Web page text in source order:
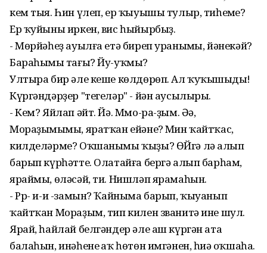
кем тыя. Һин үлеп, ер ҡыуышы тулыр, тиһеңме?
Ер ҡуйыны иркен, вис һыйырбыҙ.
- Мөрйәһеҙ ауылға етә биреп ураныңмы, йәнекәй?
Бараһыңмы тағы? Йу-уҡмы?
Ултыра бир әле кеше көлдөрөп. Ал ҡуҡышыңды!
Күргәндәрҙер "тегеләр" - йән аусылыры.
- Кем? Яйлап әйт. Йә. Ммо-ра-ҙым. Әә,
Мораҙымыңмы, яратҡан ейәнең? Мин ҡайтҡас,
килделәрме? Оҡшанымы ҡыҙы? ӨЙгә лә алып
барып күрһәтте. Олатайға бергә алып барһам,
яраймы, өләсәй, ти. Нишләп ярамаһын.
- Рр- и-и -замын? Ҡайныма барып, ҡыуанып
ҡайтҡан Мораҙым, тип килен званитә ине шул.
Ярай, һайлай белгәндер әле аш күргән ата
балаһын, инәһенең аҡ һөтөн имгәнен, һиңә оҡшаһа.